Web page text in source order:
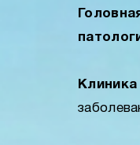
Клиника